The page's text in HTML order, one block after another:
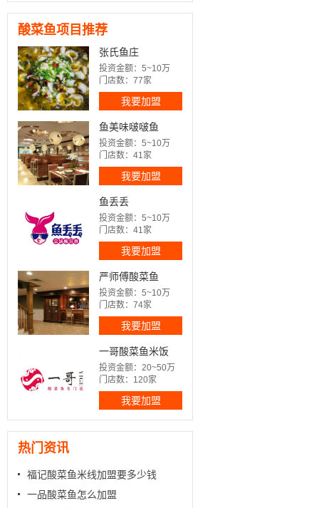
酸菜鱼项目推荐
张氏鱼庄
投资金额：5~10万
门店数：77家
我要加盟
鱼美味啵啵鱼
投资金额：5~10万
门店数：41家
我要加盟
鱼丢丢
投资金额：5~10万
门店数：41家
我要加盟
严师傅酸菜鱼
投资金额：5~10万
门店数：74家
我要加盟
一哥酸菜鱼米饭
投资金额：20~50万
门店数：120家
我要加盟
热门资讯
福记酸菜鱼米线加盟要多少钱
一品酸菜鱼怎么加盟